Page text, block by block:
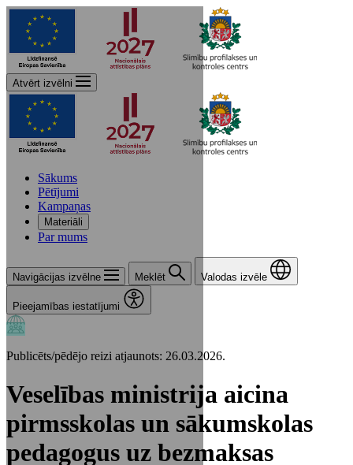
Atvērt izvēlni
Sākums
Pētījumi
Kampaņas
Materiāli
Par mums
Navigācijas izvēlne Meklēt Valodas izvēle
Pieejamības iestatījumi
Publicēts/pēdējo reizi atjaunots: 26.03.2026.
Veselības ministrija aicina
pirmsskolas un sākumskolas
pedagogus uz bezmaksas